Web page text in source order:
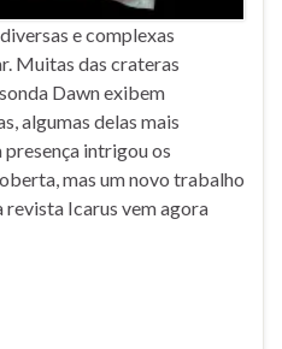
e complexas
Muitas das crateras
Dawn exibem
algumas delas mais
presença intrigou os
mas um novo trabalho
Icarus vem agora